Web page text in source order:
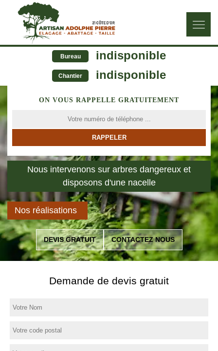
Bureau indisponible
Chantier indisponible
ON VOUS RAPPELLE GRATUITEMENT
Nous intervenons sur arbres dangereux et
disposons d'une nacelle
Nos réalisations
DEVIS GRATUIT CONTACTEZ NOUS
Demande de devis gratuit